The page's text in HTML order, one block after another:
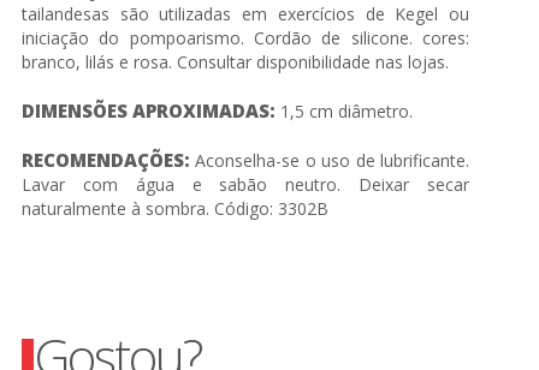
tailandesas são utilizadas em exercícios de Kegel ou
iniciação do pompoarismo. Cordão de silicone. cores:
branco, lilás e rosa. Consultar disponibilidade nas lojas.
DIMENSÕES APROXIMADAS: 1,5 cm diâmetro.
RECOMENDAÇÕES: Aconselha-se o uso de lubrificante.
Lavar com água e sabão neutro. Deixar secar
naturalmente à sombra. Código: 3302B